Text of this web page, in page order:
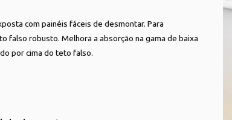
com painéis fáceis de desmontar. Para
falso robusto. Melhora a absorção na gama de baixa
por cima do teto falso.